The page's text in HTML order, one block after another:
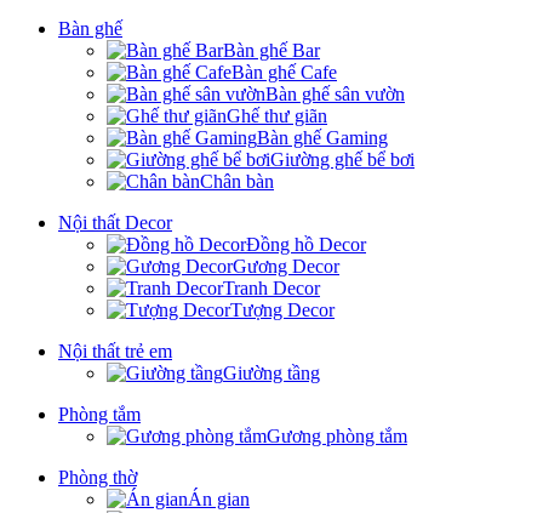
Bàn ghế
Bàn ghế Bar
Bàn ghế Cafe
Bàn ghế sân vườn
Ghế thư giãn
Bàn ghế Gaming
Giường ghế bể bơi
Chân bàn
Nội thất Decor
Đồng hồ Decor
Gương Decor
Tranh Decor
Tượng Decor
Nội thất trẻ em
Giường tầng
Phòng tắm
Gương phòng tắm
Phòng thờ
Án gian